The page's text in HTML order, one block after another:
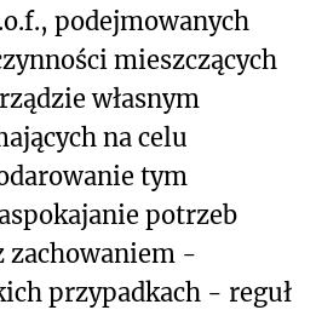
podejmowanych
mieszczących
własnym
na celu
tym
potrzeb
zachowaniem -
przypadkach - reguł